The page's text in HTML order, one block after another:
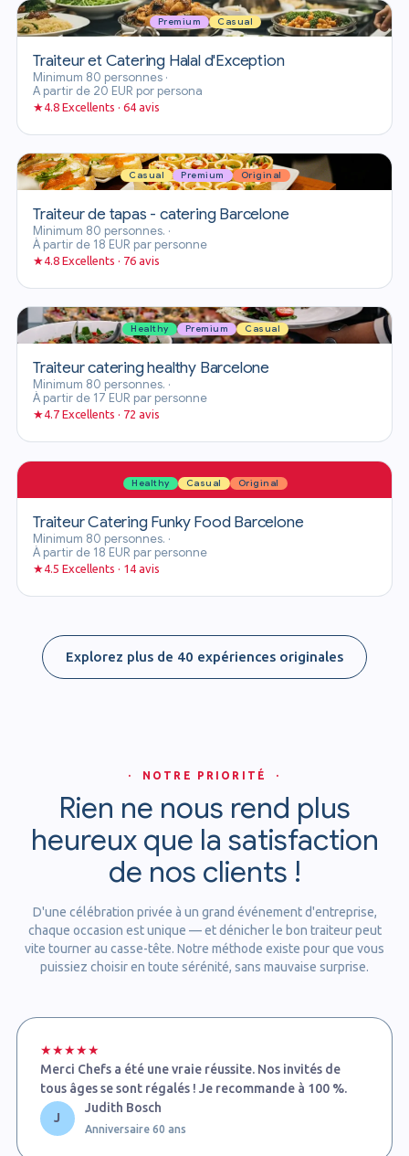
Premium Casual
Traiteur et Catering Halal d'Exception
Minimum 80 personnes·
A partir de 20 EUR por persona
★4.8 Excellents · 64 avis
Casual Premium Original
Traiteur de tapas - catering Barcelone
Minimum 80 personnes. ·
À partir de 18 EUR par personne
★4.8 Excellents · 76 avis
Healthy Premium Casual
Traiteur catering healthy Barcelone
Minimum 80 personnes. ·
À partir de 17 EUR par personne
★4.7 Excellents · 72 avis
Healthy Casual Original
Traiteur Catering Funky Food Barcelone
Minimum 80 personnes. ·
À partir de 18 EUR par personne
★4.5 Excellents · 14 avis
Explorez plus de 40 expériences originales
· NOTRE PRIORITÉ ·
Rien ne nous rend plus
heureux que la satisfaction
de nos clients !
D'une célébration privée à un grand événement d'entreprise,
chaque occasion est unique — et dénicher le bon traiteur peut
vite tourner au casse-tête. Notre méthode existe pour que vous
puissiez choisir en toute sérénité, sans mauvaise surprise.
★★★★★
Merci Chefs a été une vraie réussite. Nos invités de
tous âges se sont régalés ! Je recommande à 100 %.
J
Judith Bosch
Anniversaire 60 ans